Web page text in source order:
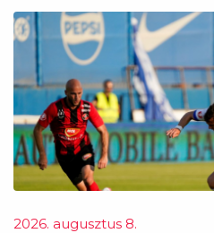
2026. augusztus 8.